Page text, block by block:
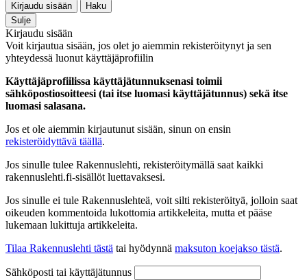
Kirjaudu sisään
Haku
Sulje
Kirjaudu sisään
Voit kirjautua sisään, jos olet jo aiemmin rekisteröitynyt ja sen
yhteydessä luonut käyttäjäprofiilin
Käyttäjäprofiilissa käyttäjätunnuksenasi toimii
sähköpostiosoitteesi (tai itse luomasi käyttäjätunnus) sekä itse
luomasi salasana.
Jos et ole aiemmin kirjautunut sisään, sinun on ensin
rekisteröidyttävä täällä.
Jos sinulle tulee Rakennuslehti, rekisteröitymällä saat kaikki
rakennuslehti.fi-sisällöt luettavaksesi.
Jos sinulle ei tule Rakennuslehteä, voit silti rekisteröityä, jolloin saat
oikeuden kommentoida lukottomia artikkeleita, mutta et pääse
lukemaan lukittuja artikkeleita.
Tilaa Rakennuslehti tästä tai hyödynnä maksuton koejakso tästä.
Sähköposti tai käyttäjätunnus